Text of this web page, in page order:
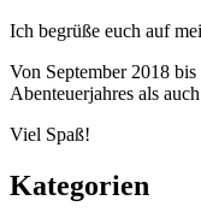
Ich begrüße euch auf
Von September 2018
Abenteuerjahres als
Viel Spaß!
Kategorien